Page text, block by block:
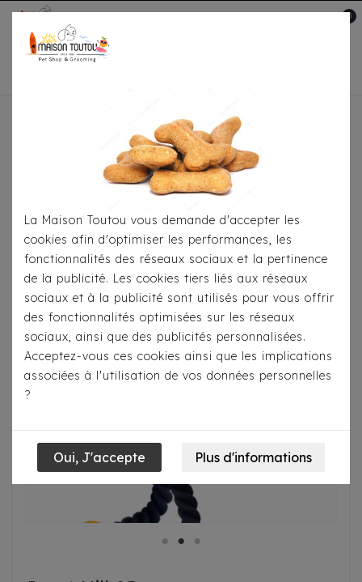
0
Pour Jouer
Peluches-
Jouet Milk&Pepper - Santiago Pélican
La Maison Toutou vous demande d'accepter les
cookies afin d'optimiser les performances, les
fonctionnalités des réseaux sociaux et la pertinence
de la publicité. Les cookies tiers liés aux réseaux
sociaux et à la publicité sont utilisés pour vous offrir
des fonctionnalités optimisées sur les réseaux
sociaux, ainsi que des publicités personnalisées.
Acceptez-vous ces cookies ainsi que les implications
associées à l'utilisation de vos données personnelles
?